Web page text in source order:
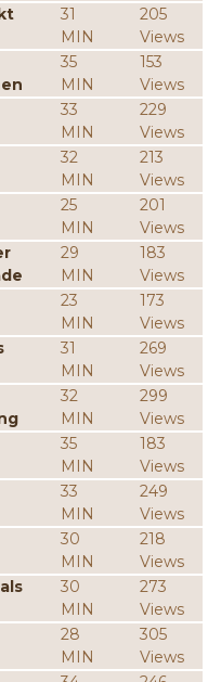
31
MIN
205
Views
35
MIN
153
Views
33
MIN
229
Views
32
MIN
213
Views
25
MIN
201
Views
29
MIN
183
Views
23
MIN
173
Views
31
MIN
269
Views
32
MIN
299
Views
35
MIN
183
Views
33
MIN
249
Views
30
MIN
218
Views
30
MIN
273
Views
28
MIN
305
Views